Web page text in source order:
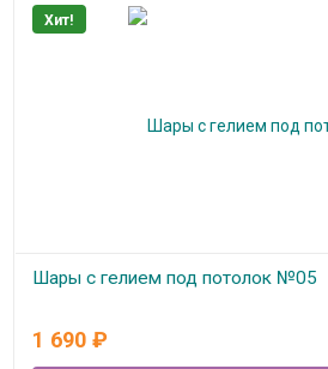
Хит!
Шары с гелием под потолок №05
1 690 ₽